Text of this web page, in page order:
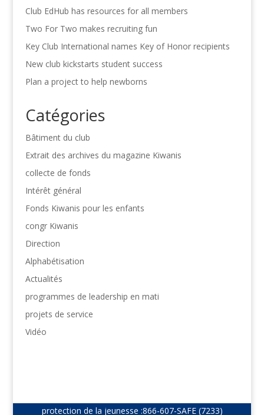
Club EdHub has resources for all members
Two For Two makes recruiting fun
Key Club International names Key of Honor recipients
New club kickstarts student success
Plan a project to help newborns
Catégories
Bâtiment du club
Extrait des archives du magazine Kiwanis
collecte de fonds
Intérêt général
Fonds Kiwanis pour les enfants
congr Kiwanis
Direction
Alphabétisation
Actualités
programmes de leadership en mati
projets de service
Vidéo
protection de la jeunesse :866-607-SAFE (7233)